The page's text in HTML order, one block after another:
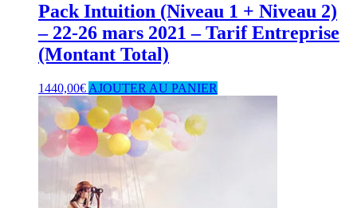
Pack Intuition (Niveau 1 + Niveau 2)
– 22-26 mars 2021 – Tarif Entreprise
(Montant Total)
1440,00€ AJOUTER AU PANIER